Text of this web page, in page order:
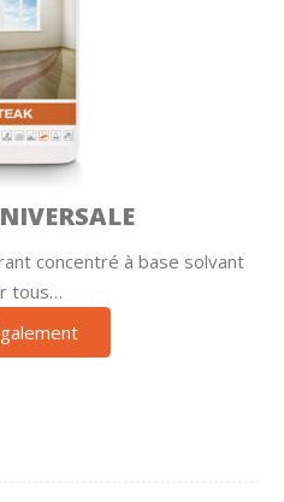
concentré à base solvant
tous…